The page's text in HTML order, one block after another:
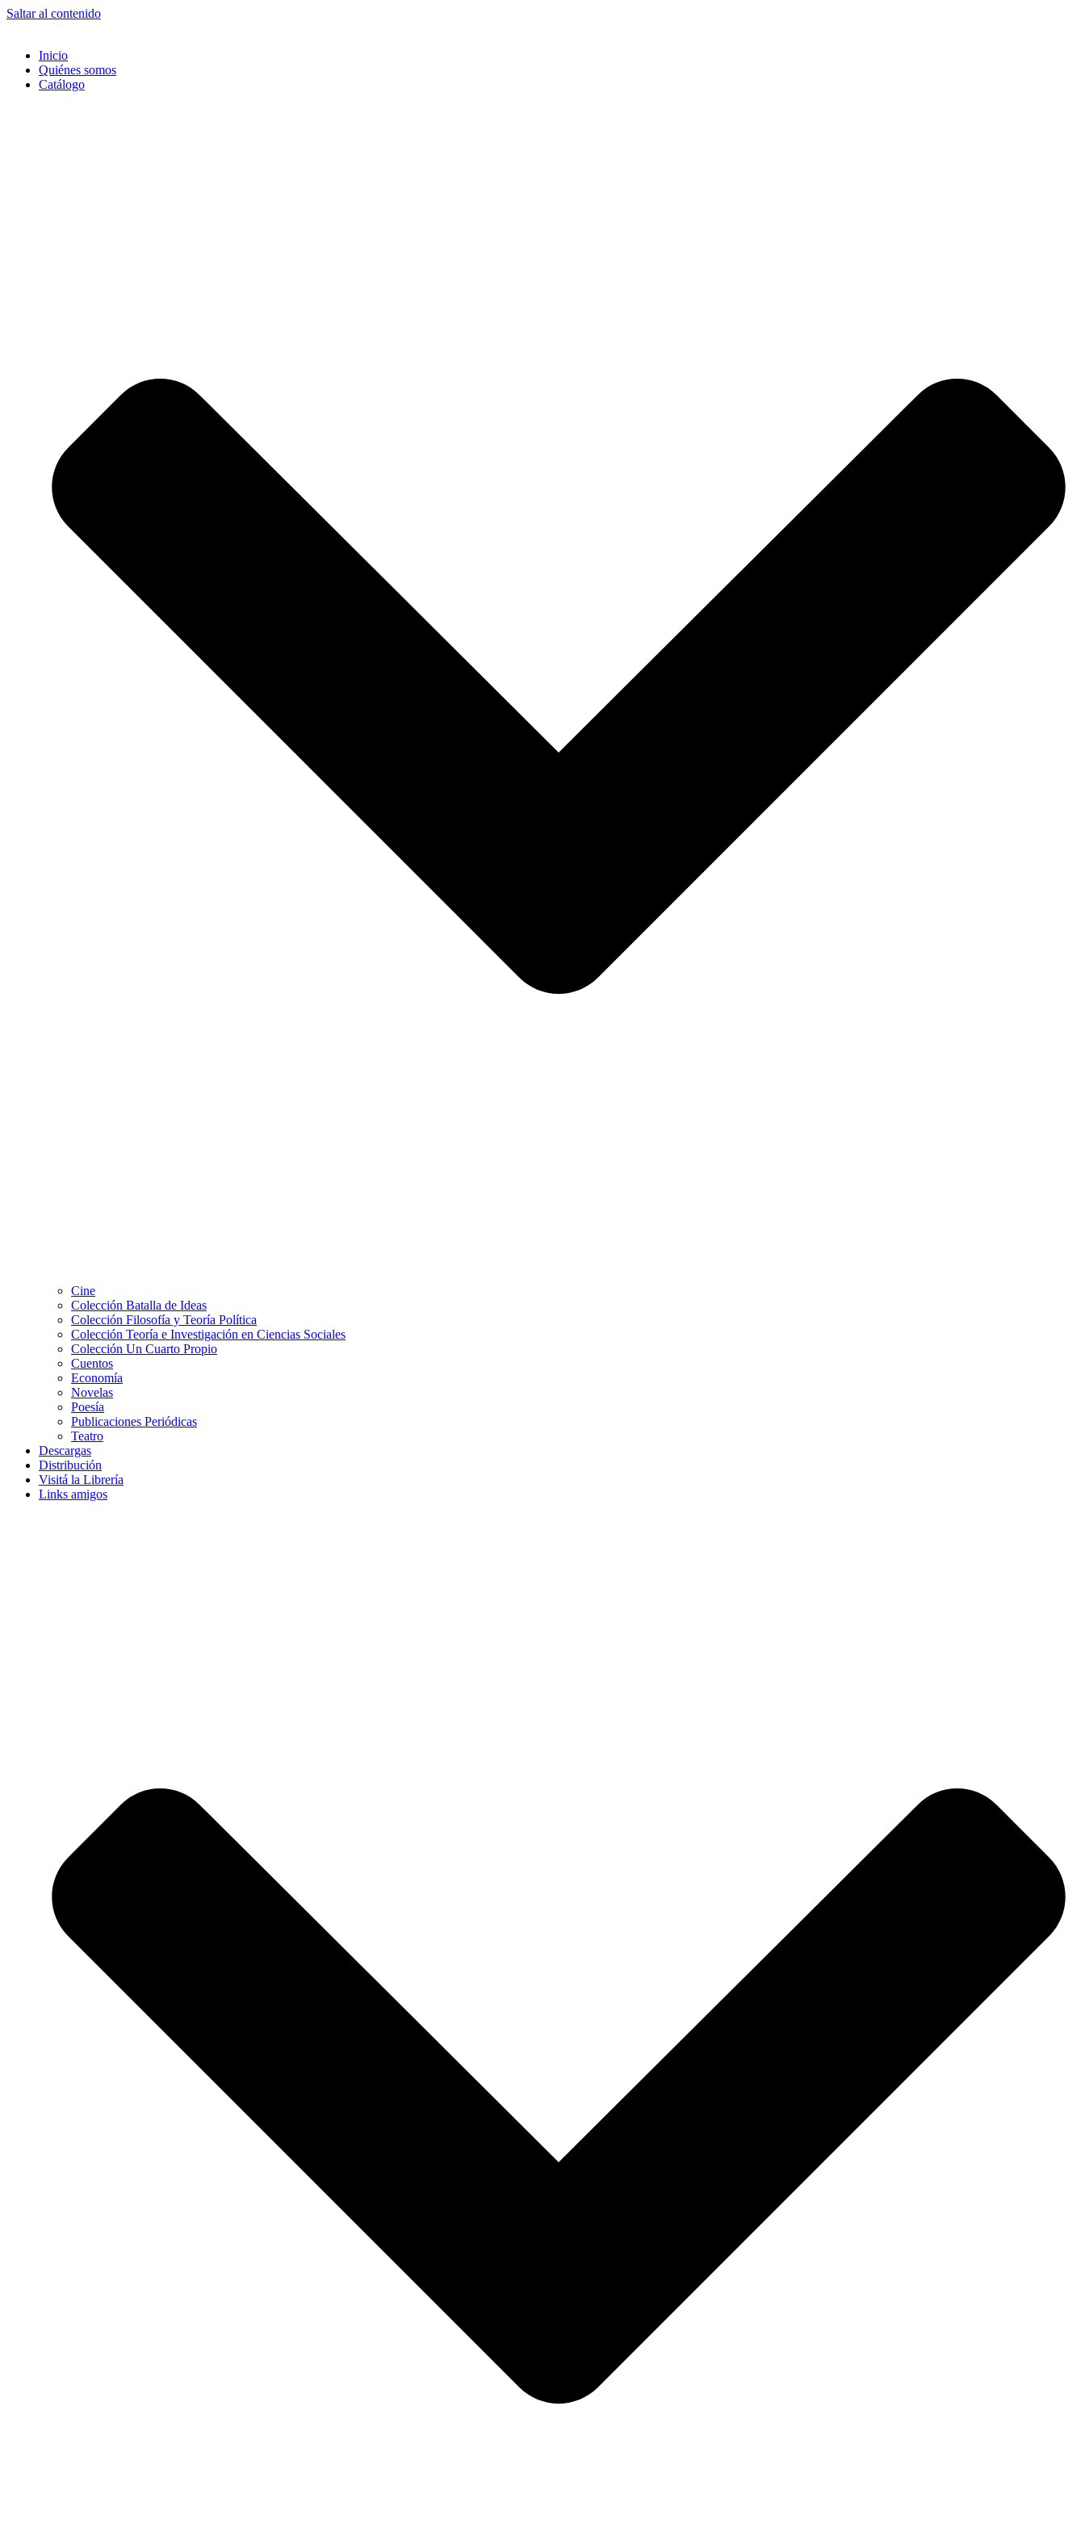
Saltar al contenido
Inicio
Quiénes somos
Catálogo
Cine
Colección Batalla de Ideas
Colección Filosofía y Teoría Política
Colección Teoría e Investigación en Ciencias Sociales
Colección Un Cuarto Propio
Cuentos
Economía
Novelas
Poesía
Publicaciones Periódicas
Teatro
Descargas
Distribución
Visitá la Librería
Links amigos